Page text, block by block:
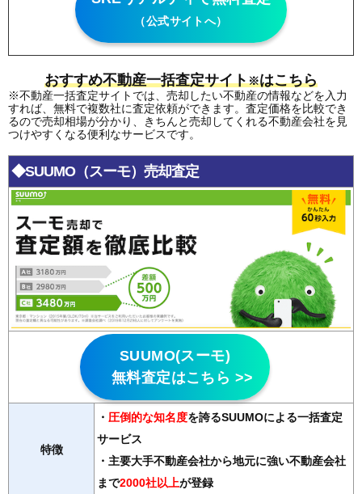
（公式サイトへ）
おすすめ不動産一括査定サイト※はこちら
※不動産一括査定サイトでは、売却したい不動産の情報などを入力
すれば、無料で複数社に査定依頼ができます。査定価格を比較でき
るので売却相場が分かり、きちんと売却してくれる不動産会社を見
つけやすくなる便利なサービスです。
◆SUUMO（スーモ）売却査定
SUUMO(スーモ)
無料査定はこちら >>
特徴
・ 圧倒的な知名度を誇るSUUMOによる一括査定
サービス
・主要大手不動産会社から地元に強い不動産会社
まで2000社以上が登録